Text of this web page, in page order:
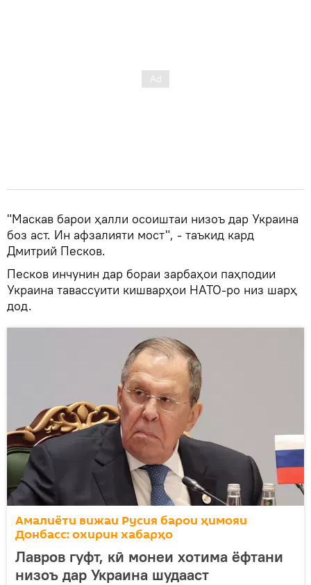
"Маскав барои ҳалли осоиштаи низоъ дар Украина
боз аст. Ин афзалияти мост", - таъкид кард
Дмитрий Песков.
Песков инчунин дар бораи зарбаҳои паҳподии
Украина тавассуити кишварҳои НАТО-ро низ шарҳ
дод.
Амалиёти вижаи Русия барои ҳимояи
Донбасс: охирин хабарҳо
Лавров гуфт, кӣ монеи хотима ёфтани
низоъ дар Украина шудааст